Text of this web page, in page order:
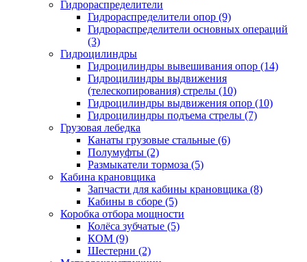
Гидрораспределители
Гидрораспределители опор (9)
Гидрораспределители основных операций
(3)
Гидроцилиндры
Гидроцилиндры вывешивания опор (14)
Гидроцилиндры выдвижения
(телескопирования) стрелы (10)
Гидроцилиндры выдвижения опор (10)
Гидроцилиндры подъема стрелы (7)
Грузовая лебедка
Канаты грузовые стальные (6)
Полумуфты (2)
Размыкатели тормоза (5)
Кабина крановщика
Запчасти для кабины крановщика (8)
Кабины в сборе (5)
Коробка отбора мощности
Колёса зубчатые (5)
КОМ (9)
Шестерни (2)